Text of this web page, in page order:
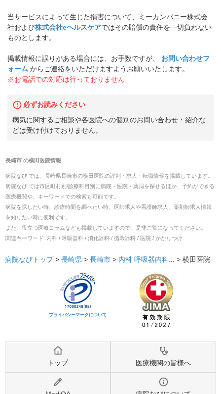
当サービスによって生じた損害について、ミーカンパニー株式会
社および株式会社eヘルスケアではその賠償の責任を一切負わない
ものとします。
掲載情報に誤りがある場合には、お手数ですが、
お問い合わせフ
ォーム からご連絡をいただけますようお願いいたします。
※お電話での対応は行っておりません
必ずお読みください
病気に関するご相談や各医院への個別のお問い合わせ・紹介な
どは受け付けておりません。
長崎市の横田医院情報
病院なび では、 長崎県長崎市の横田医院の評判・求人・転職情報を掲載しています。
病院なび では市区町村別/診療科目別に病院・医院・薬局を探せるほか、予約ができる
医療機関や、キーワードでの検索も可能です。
病院を探したい時、診療時間を調べたい時、医師求人や看護師求人、薬剤師求人情報
を知りたい時に便利です。
また、役立つ医療コラムなども掲載していますので、是非ご覧になってください。
関連キーワード: 内科 / 呼吸器科 / 消化器科 / 循環器科 / 医院 / かかりつけ
病院なびトップ > 長崎県 > 長崎市 > 内科 呼吸器内科... > 横田医院
プライバシーマークについて
トップ 医療機関の皆様へ